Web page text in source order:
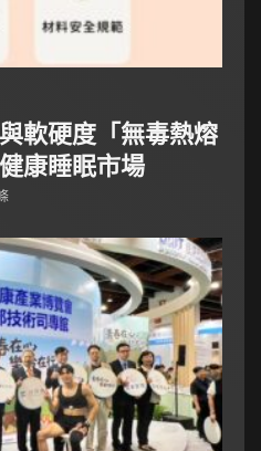
軟硬度「無毒熱熔
康睡眠市場